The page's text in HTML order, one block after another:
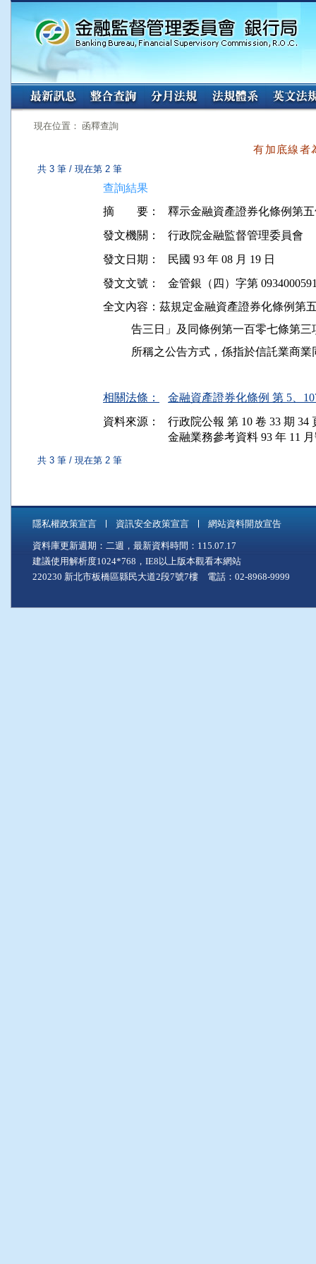
:::
現在位置： 函釋查詢
有加底線者
共 3 筆 / 現在第 2 筆
查詢結果
摘 要：
發文機關：
行政院金融監督管理委員會
發文日期：
民國 93 年 08 月 19 日
發文文號：
金管銀（四）字第
全文內容：茲規定金融資產證券化條例第
告三日」及同條例第一百零七條
所稱之公告方式，係指於信託業
相關法條：
金融資產證券化條例 第 5、
資料來源：
行政院公報 第 10 卷 33 期 34
金融業務參考資料 93 年 11
共 3 筆 / 現在第 2 筆
隱私權政策宣言 資訊安全政策宣言 網站資料開放宣告
資料庫更新週期：二週，最新資料時間：115.07.17
建議使用解析度1024*768，IE8以上版本觀看本網站
220230 新北市板橋區縣民大道2段7號7樓 電話：02-8968-9999